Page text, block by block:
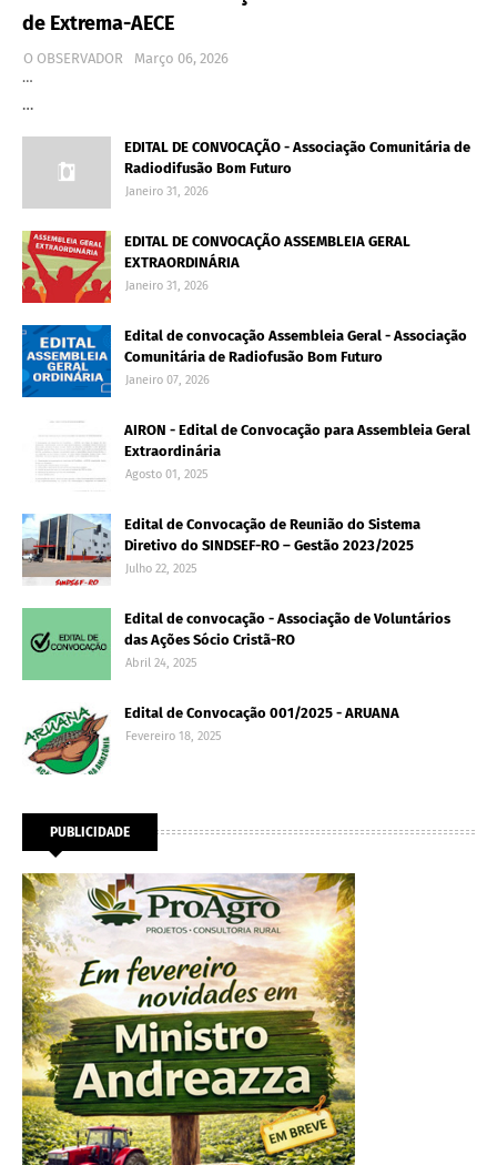
de Extrema-AECE
O OBSERVADOR
Março 06, 2026
…
…
EDITAL DE CONVOCAÇÃO - Associação Comunitária de
Radiodifusão Bom Futuro
Janeiro 31, 2026
EDITAL DE CONVOCAÇÃO ASSEMBLEIA GERAL
EXTRAORDINÁRIA
Janeiro 31, 2026
Edital de convocação Assembleia Geral - Associação
Comunitária de Radiofusão Bom Futuro
Janeiro 07, 2026
AIRON - Edital de Convocação para Assembleia Geral
Extraordinária
Agosto 01, 2025
Edital de Convocação de Reunião do Sistema
Diretivo do SINDSEF-RO – Gestão 2023/2025
Julho 22, 2025
Edital de convocação - Associação de Voluntários
das Ações Sócio Cristã-RO
Abril 24, 2025
Edital de Convocação 001/2025 - ARUANA
Fevereiro 18, 2025
PUBLICIDADE